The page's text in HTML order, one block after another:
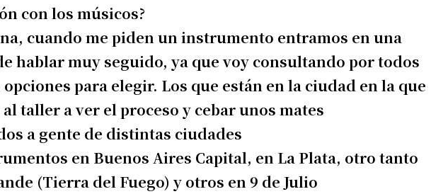
con los músicos?
cuando me piden un instrumento entramos en una
hablar muy seguido, ya que voy consultando por todos
para elegir. Los que están en la ciudad en la que
taller a ver el proceso y cebar unos mates
a gente de distintas ciudades
en Buenos Aires Capital, en La Plata, otro tanto
(Tierra del Fuego) y otros en 9 de Julio